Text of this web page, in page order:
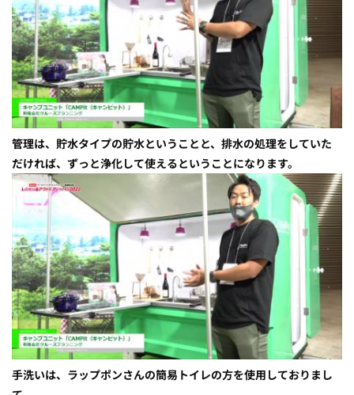
管理は、貯水タイプの貯水ということと、排水の処理をしていた
だければ、ずっと浄化して使えるということになります。
手洗いは、ラップポンさんの簡易トイレの方を使用しておりまし